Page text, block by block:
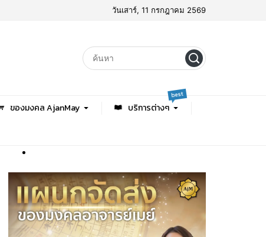
วันเสาร์, 11 กรกฎาคม 2569
ของมงคล AjanMay บริการต่างๆ
best